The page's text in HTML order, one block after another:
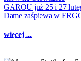
GAROU już 25 i 27
Dame zaśpiewa w
więcej ...